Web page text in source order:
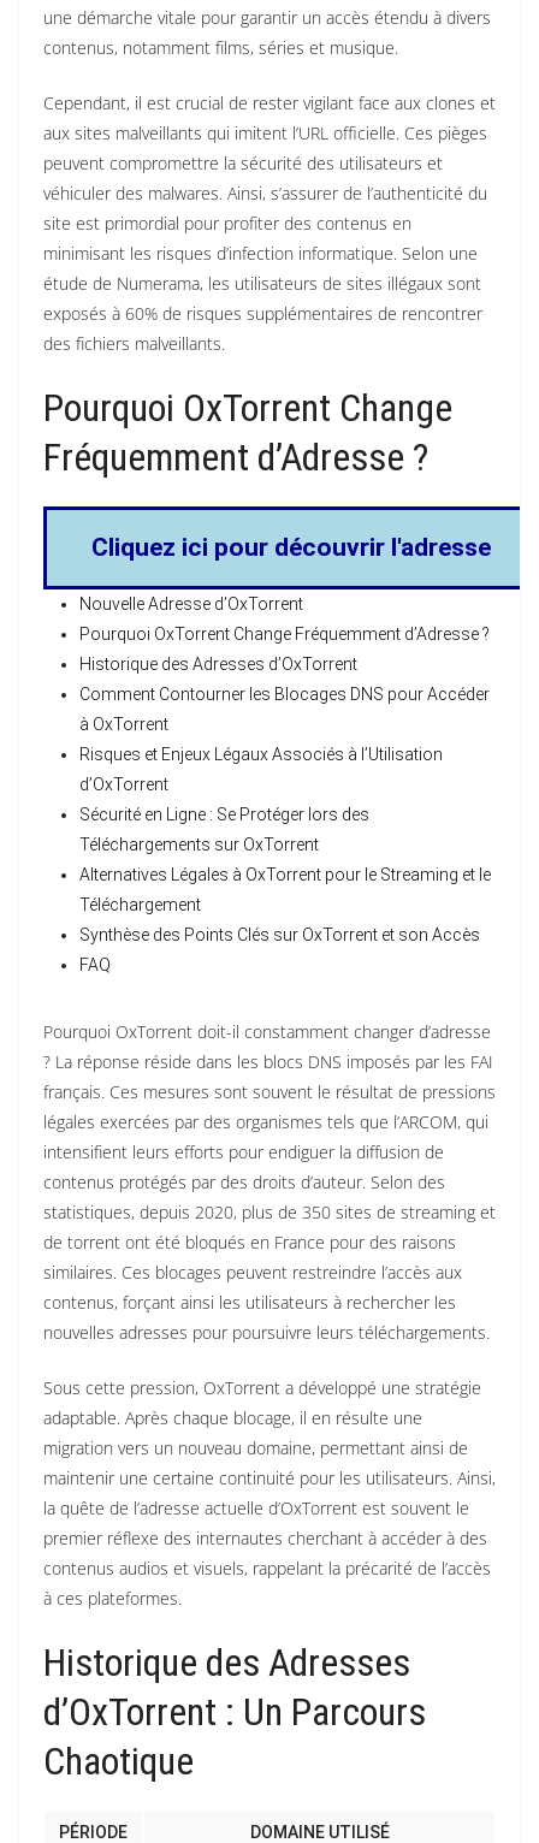
une démarche vitale pour garantir un accès étendu à divers
contenus, notamment films, séries et musique.
Cependant, il est crucial de rester vigilant face aux clones et
aux sites malveillants qui imitent l’URL officielle. Ces pièges
peuvent compromettre la sécurité des utilisateurs et
véhiculer des malwares. Ainsi, s’assurer de l’authenticité du
site est primordial pour profiter des contenus en
minimisant les risques d’infection informatique. Selon une
étude de Numerama, les utilisateurs de sites illégaux sont
exposés à 60% de risques supplémentaires de rencontrer
des fichiers malveillants.
Pourquoi OxTorrent Change
Fréquemment d’Adresse ?
Cliquez ici pour découvrir l'adresse
Nouvelle Adresse d’OxTorrent
Pourquoi OxTorrent Change Fréquemment d’Adresse ?
Historique des Adresses d’OxTorrent
Comment Contourner les Blocages DNS pour Accéder
à OxTorrent
Risques et Enjeux Légaux Associés à l’Utilisation
d’OxTorrent
Sécurité en Ligne : Se Protéger lors des
Téléchargements sur OxTorrent
Alternatives Légales à OxTorrent pour le Streaming et le
Téléchargement
Synthèse des Points Clés sur OxTorrent et son Accès
FAQ
Pourquoi OxTorrent doit-il constamment changer d’adresse
? La réponse réside dans les blocs DNS imposés par les FAI
français. Ces mesures sont souvent le résultat de pressions
légales exercées par des organismes tels que l’ARCOM, qui
intensifient leurs efforts pour endiguer la diffusion de
contenus protégés par des droits d’auteur. Selon des
statistiques, depuis 2020, plus de 350 sites de streaming et
de torrent ont été bloqués en France pour des raisons
similaires. Ces blocages peuvent restreindre l’accès aux
contenus, forçant ainsi les utilisateurs à rechercher les
nouvelles adresses pour poursuivre leurs téléchargements.
Sous cette pression, OxTorrent a développé une stratégie
adaptable. Après chaque blocage, il en résulte une
migration vers un nouveau domaine, permettant ainsi de
maintenir une certaine continuité pour les utilisateurs. Ainsi,
la quête de l’adresse actuelle d’OxTorrent est souvent le
premier réflexe des internautes cherchant à accéder à des
contenus audios et visuels, rappelant la précarité de l’accès
à ces plateformes.
Historique des Adresses
d’OxTorrent : Un Parcours
Chaotique
PÉRIODE DOMAINE UTILISÉ